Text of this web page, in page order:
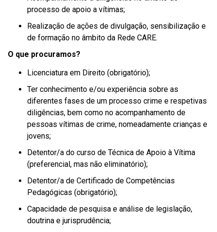
processo de apoio a vítimas;
Realização de ações de divulgação, sensibilização e
de formação no âmbito da Rede CARE.
O que procuramos?
Licenciatura em Direito (obrigatório);
Ter conhecimento e/ou experiência sobre as
diferentes fases de um processo crime e respetivas
diligências, bem como no acompanhamento de
pessoas vítimas de crime, nomeadamente crianças e
jovens;
Detentor/a do curso de Técnica de Apoio à Vítima
(preferencial, mas não eliminatório);
Detentor/a de Certificado de Competências
Pedagógicas (obrigatório);
Capacidade de pesquisa e análise de legislação,
doutrina e jurisprudência;